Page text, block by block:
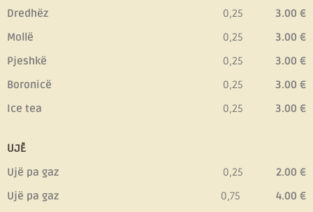
Dredhëz
Mollë
Pjeshkë
Boronicë
Ice tea
0,25
0,25
0,25
0,25
0,25
3.00 €
3.00 €
3.00 €
3.00 €
3.00 €
UJË
Ujë pa gaz
Ujë pa gaz
0,25
0,75
2.00 €
4.00 €